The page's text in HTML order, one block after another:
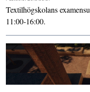
Textilhögskolans
11:00-16:00.